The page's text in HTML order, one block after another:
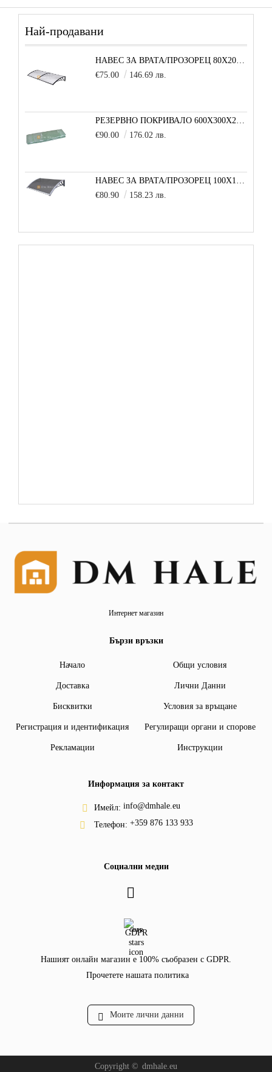
Най-продавани
НАВЕС ЗА ВРАТА/ПРОЗОРЕЦ 80Х200 СМ, ЧЕРНО-ПРОЗРАЧНО
€75.00
146.69 лв.
РЕЗЕРВНО ПОКРИВАЛО 600X300X200 CM SOLE TERRA STRONG ЗА ТУНЕЛНА ОРАНЖЕРИЯ
€90.00
176.02 лв.
НАВЕС ЗА ВРАТА/ПРОЗОРЕЦ 100Х150 СМ, СИВО-СИВО
€80.90
158.23 лв.
Интернет магазин
Бързи връзки
Начало Общи условия
Доставка Лични Данни
Бисквитки Условия за връщане
Регистрация и идентификация Регулиращи органи и спорове
Рекламации Инструкции
Информация за контакт
Имейл: info@dmhale.eu
Телефон: +359 876 133 933
Социални медии
GDPR
Нашият онлайн магазин е 100% съобразен с GDPR.
Прочетете нашата политика
Моите лични данни
Copyright © dmhale.eu